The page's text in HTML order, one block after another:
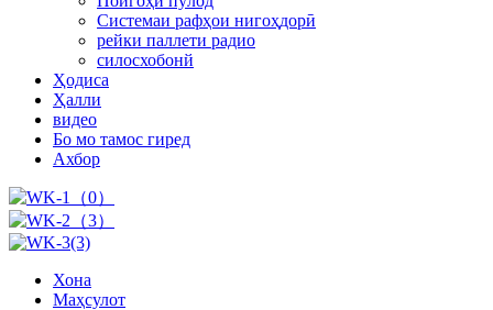
Системаи рафҳои нигоҳдорӣ
рейки паллети радио
силосхобонй
Ҳодиса
Ҳалли
видео
Бо мо тамос гиред
Ахбор
Хона
Маҳсулот